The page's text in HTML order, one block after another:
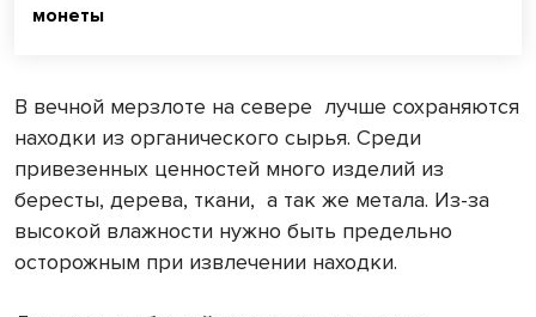
монеты
В вечной мерзлоте на севере лучше сохраняются
находки из органического сырья. Среди
привезенных ценностей много изделий из
бересты, дерева, ткани, а так же метала. Из-за
высокой влажности нужно быть предельно
осторожным при извлечении находки.